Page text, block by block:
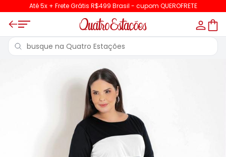
Até 5x + Frete Grátis R$499 Brasil - cupom QUEROFRETE